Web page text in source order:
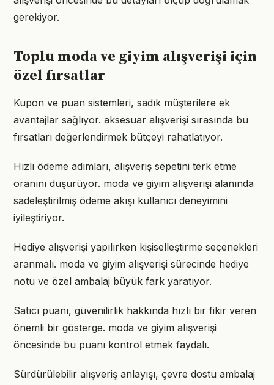
gerekiyor.
Toplu moda ve giyim alışverişi için
özel fırsatlar
Kupon ve puan sistemleri, sadık müşterilere ek
avantajlar sağlıyor. aksesuar alışverişi sırasında bu
fırsatları değerlendirmek bütçeyi rahatlatıyor.
Hızlı ödeme adımları, alışveriş sepetini terk etme
oranını düşürüyor. moda ve giyim alışverişi alanında
sadeleştirilmiş ödeme akışı kullanıcı deneyimini
iyileştiriyor.
Hediye alışverişi yapılırken kişiselleştirme seçenekleri
aranmalı. moda ve giyim alışverişi sürecinde hediye
notu ve özel ambalaj büyük fark yaratıyor.
Satıcı puanı, güvenilirlik hakkında hızlı bir fikir veren
önemli bir gösterge. moda ve giyim alışverişi
öncesinde bu puanı kontrol etmek faydalı.
Sürdürülebilir alışveriş anlayışı, çevre dostu ambalaj